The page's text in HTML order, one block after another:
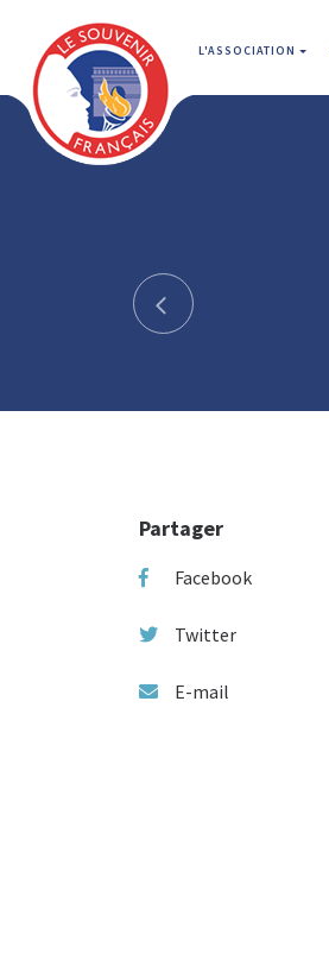
L'ASSOCIATION
Partager
Facebook
Twitter
E-mail